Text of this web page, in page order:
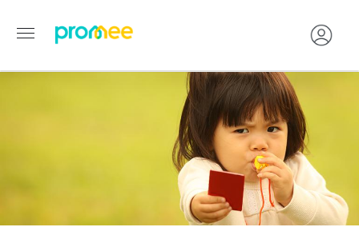
Aller
au
contenu
principal